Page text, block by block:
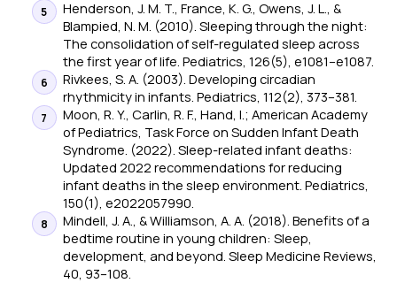
Henderson, J. M. T., France, K. G., Owens, J. L., &
Blampied, N. M. (2010). Sleeping through the night:
The consolidation of self-regulated sleep across
the first year of life.Pediatrics , 126(5), e1081–e1087.
Rivkees, S. A. (2003). Developing circadian
rhythmicity in infants.Pediatrics , 112(2), 373–381.
Moon, R. Y., Carlin, R. F., Hand, I.; American Academy
of Pediatrics, Task Force on Sudden Infant Death
Syndrome. (2022). Sleep-related infant deaths:
Updated 2022 recommendations for reducing
infant deaths in the sleep environment.Pediatrics
150(1), e2022057990.
Mindell, J. A., & Williamson, A. A. (2018). Benefits of a
bedtime routine in young children: Sleep,
development, and beyond.Sleep Medicine Reviews
40, 93–108.